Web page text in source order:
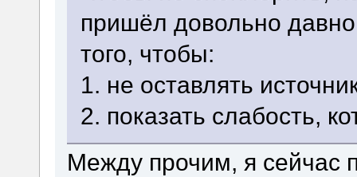
пришёл довольно
того, чтобы:
1. не оставлять
2. показать слабость,
Между прочим, я сейчас